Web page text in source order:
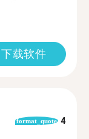
下载软件
format_quote 4